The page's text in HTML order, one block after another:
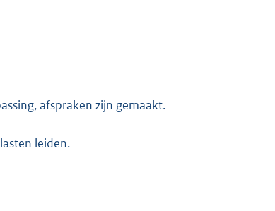
afspraken zijn gemaakt.
leiden.